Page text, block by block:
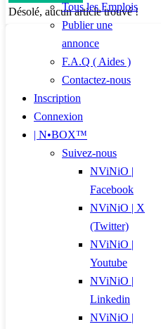
Désolé, aucun article trouvé !
Tous les Emplois
Publier une
annonce
F.A.Q ( Aides )
Contactez-nous
Inscription
Connexion
| N•BOX™
Suivez-nous
NViNiO |
Facebook
NViNiO | X
(Twitter)
NViNiO |
Youtube
NViNiO |
Linkedin
NViNiO |